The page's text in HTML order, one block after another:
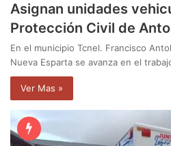
Asignan unidades
Protección Civil de
En el municipio Tcnel. Francisco
Nueva Esparta se avanza en el
Ver Mas »